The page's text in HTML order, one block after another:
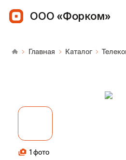
ООО «Форком»
Главная Каталог
1 фото